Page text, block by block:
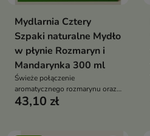
Mydlarnia Cztery
Szpaki naturalne Mydło
w płynie Rozmaryn i
Mandarynka 300 ml
Świeże połączenie
aromatycznego rozmarynu oraz
soczystej mandarynki pobudza
43,10 zł